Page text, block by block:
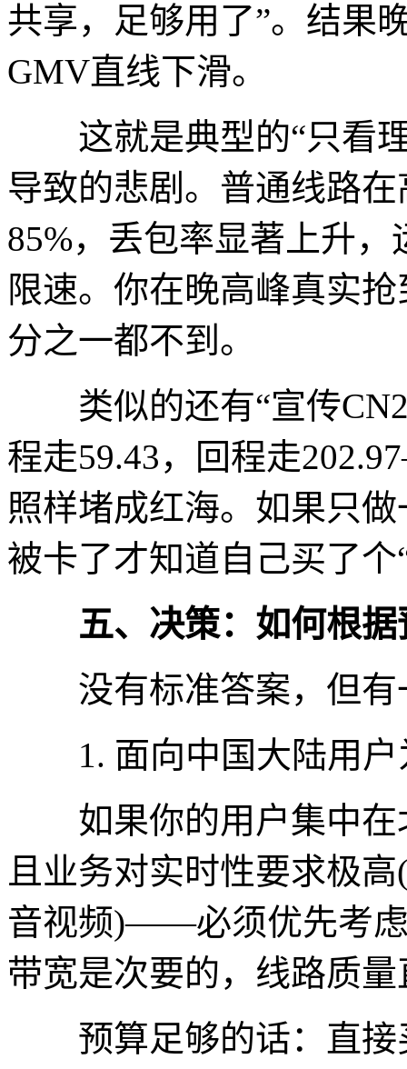
共享，足够用了”。结果
GMV直线下滑。
这就是典型的“只看理
导致的悲剧。普通线路
85%，丢包率显著上升
限速。你在晚高峰真实
分之一都不到。
类似的还有“宣传CN2
程走59.43，回程走
照样堵成红海。如果只
被卡了才知道自己买了个
五、决策：如何根据
没有标准答案，但有
1. 面向中国大陆用户
如果你的用户集中在
且业务对实时性要求极
音视频)——必须优先考
带宽是次要的，线路质
预算足够的话：直接